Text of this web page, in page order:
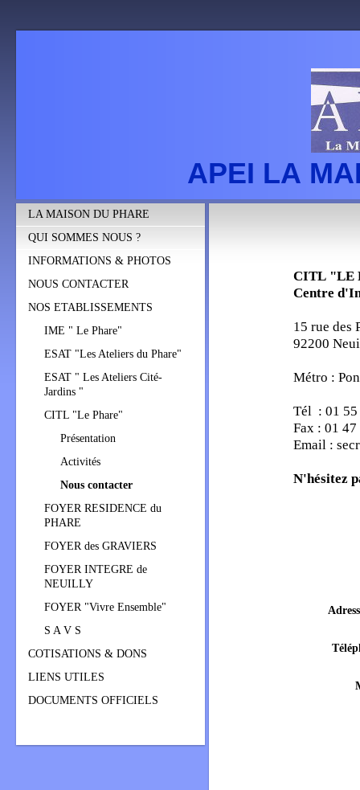
APEI LA
LA MAISON DU PHARE
QUI SOMMES NOUS ?
INFORMATIONS & PHOTOS
NOUS CONTACTER
NOS ETABLISSEMENTS
IME " Le Phare"
ESAT "Les Ateliers du Phare"
ESAT " Les Ateliers Cité-
Jardins "
CITL "Le Phare"
Présentation
Activités
Nous contacter
FOYER RESIDENCE du
PHARE
FOYER des GRAVIERS
FOYER INTEGRE de
NEUILLY
FOYER "Vivre Ensemble"
S A V S
COTISATIONS & DONS
LIENS UTILES
DOCUMENTS OFFICIELS
CITL "LE
Centre
15 rue des
92200
Métro :
Tél : 01 55
Fax : 01
Email :
N'hésitez